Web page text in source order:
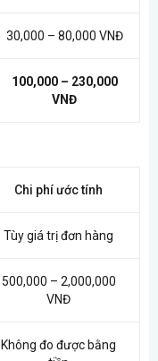
30,000 – 80,000 VNĐ
100,000 – 230,000
VNĐ
Chi phí ước tính
Tùy giá trị đơn hàng
500,000 – 2,000,000
VNĐ
Không đo được bằng